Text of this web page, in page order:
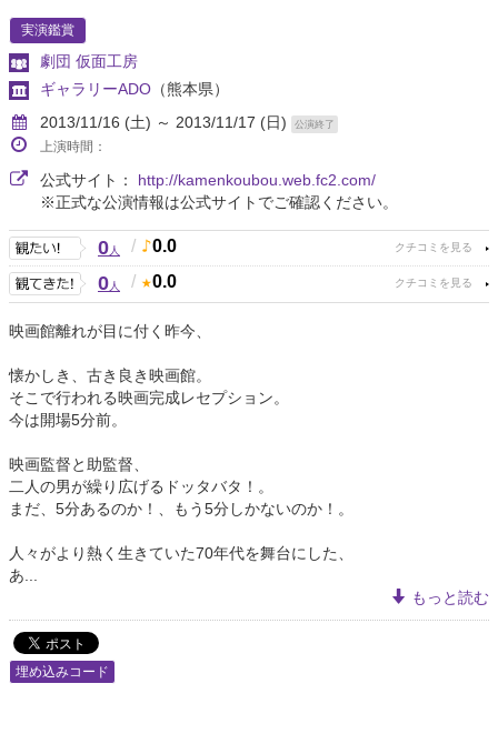
実演鑑賞
劇団 仮面工房
ギャラリーADO （熊本県）
2013/11/16 (土) ～ 2013/11/17 (日)
公演終了
上演時間：
公式サイト： http://kamenkoubou.web.fc2.com/
※正式な公演情報は公式サイトでご確認ください。
0人 / 0.0
0人 / 0.0
映画館離れが目に付く昨今、
懐かしき、古き良き映画館。
そこで行われる映画完成レセプション。
今は開場5分前。
映画監督と助監督、
二人の男が繰り広げるドッタバタ！。
まだ、5分あるのか！、もう5分しかないのか！。
人々がより熱く生きていた70年代を舞台にした、
あ...
もっと読む
埋め込みコード